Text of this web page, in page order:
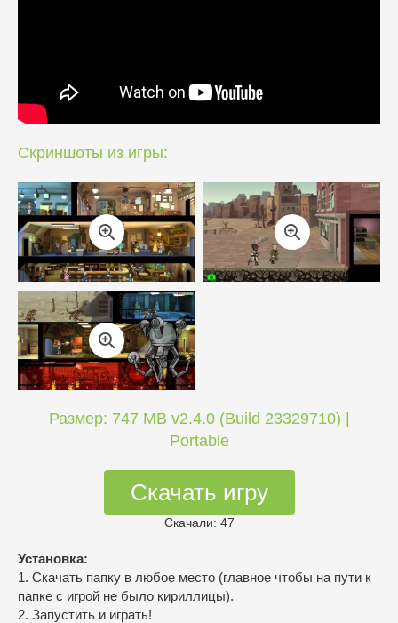
Скриншоты из игры:
Размер: 747 MB v2.4.0 (Build 23329710) |
Portable
Скачать игру
Скачали: 47
Установка:
1. Скачать папку в любое место (главное чтобы на пути к
папке с игрой не было кириллицы).
2. Запустить и играть!